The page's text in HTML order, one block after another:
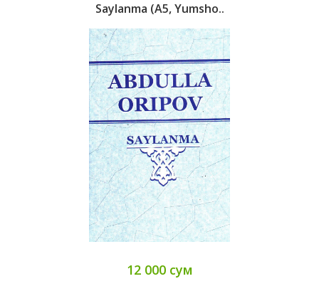
Saylanma (А5, Yumsho..
12 000 сум